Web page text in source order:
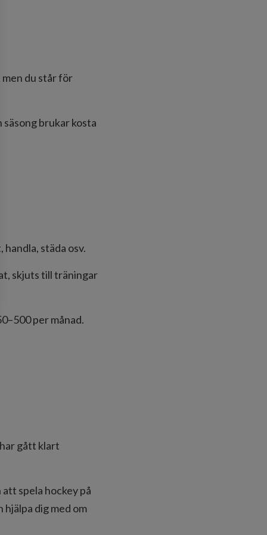
men du står för
säsong brukar kosta
handla, städa osv.
skjuts till träningar
per månad.
gått klart
spela hockey på
hjälpa dig med om